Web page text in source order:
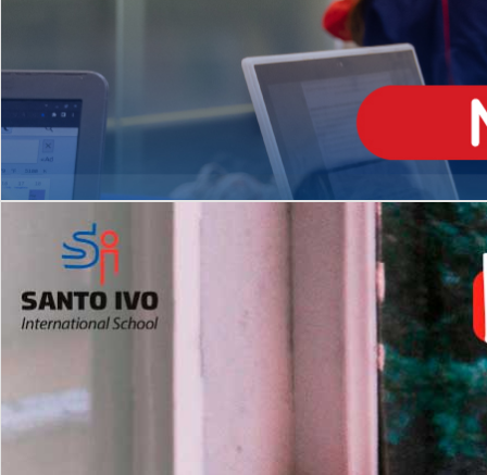
Matrículas Abertas 2026
MÉDIO
igh School
Dupla Diplomação
2º AO 5º ANO FUNDAMENTAL
es
Com imersão Bilingue - Anos
Finais